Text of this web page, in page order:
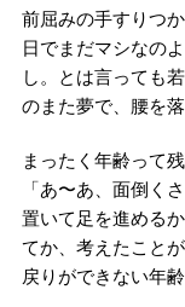
前屈みの手すりつ
日でまだマシなの
し。とは言っても
のまた夢で、腰を
まったく年齢って
「あ〜あ、面倒く
置いて足を進める
てか、考えたこと
戻りができない年